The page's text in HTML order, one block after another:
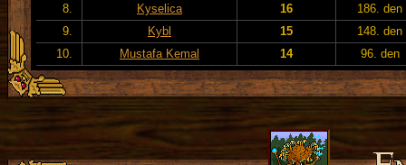
8.
Kyselica 16
186. den
9.
Kybl 15
148. den
10.
Mustafa Kemal 14 96. den